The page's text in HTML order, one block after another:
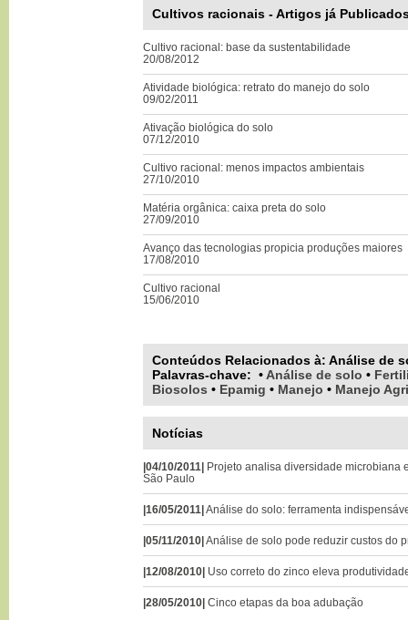
Cultivos racionais - Artigos já
Cultivo racional: base da sustentabilidade
20/08/2012
Atividade biológica: retrato do manejo do solo
09/02/2011
Ativação biológica do solo
07/12/2010
Cultivo racional: menos impactos ambientais
27/10/2010
Matéria orgânica: caixa preta do solo
27/09/2010
Avanço das tecnologias propicia produções maiores
17/08/2010
Cultivo racional
15/06/2010
Conteúdos Relacionados à: Análise de
Palavras-chave: • Análise de solo •
Biosolos • Epamig • Manejo • Manejo
Notícias
|04/10/2011| Projeto analisa diversidade microbiana
São Paulo
|16/05/2011|Análise do solo: ferramenta
|05/11/2010|Análise de solo pode reduzir custos do
|12/08/2010| Uso correto do zinco eleva
|28/05/2010| Cinco etapas da boa adubação